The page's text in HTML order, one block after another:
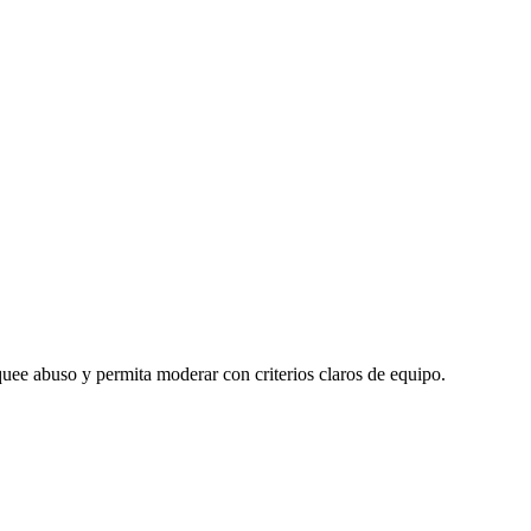
abuso y permita moderar con criterios claros de equipo.